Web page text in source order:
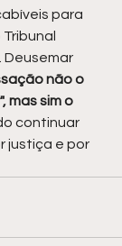
para
Deusemar
não o
mas sim o
continuar
justiça e por